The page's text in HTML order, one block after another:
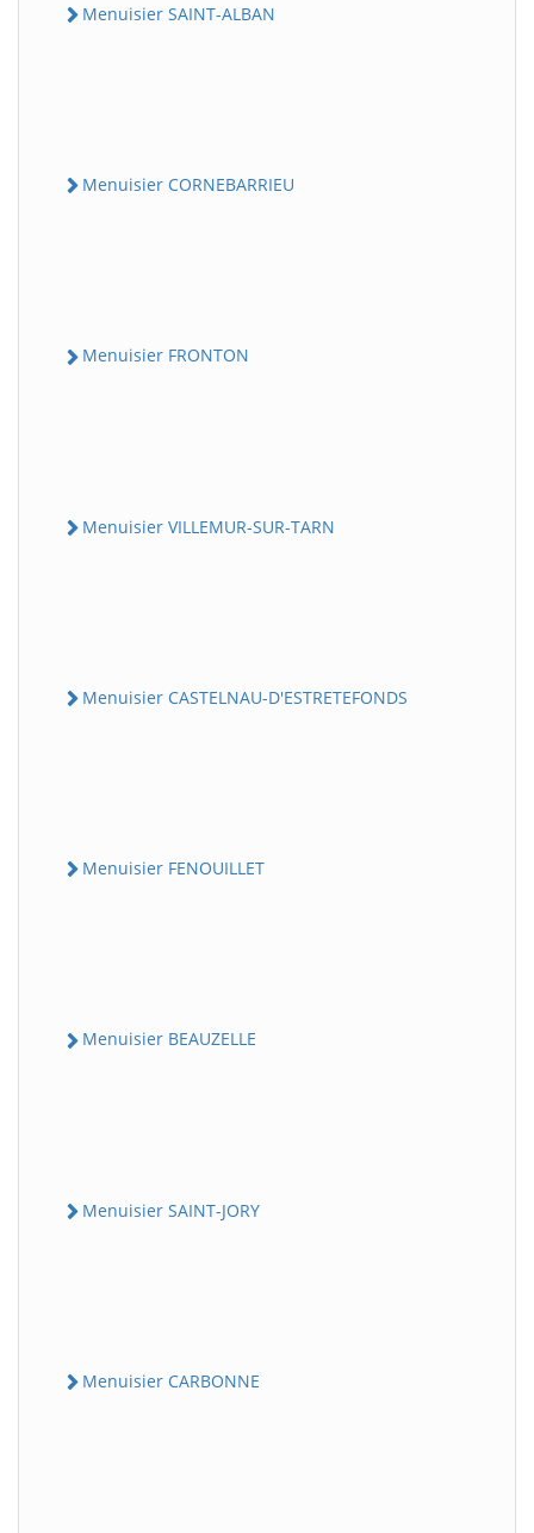
Menuisier SAINT-ALBAN
Menuisier CORNEBARRIEU
Menuisier FRONTON
Menuisier VILLEMUR-SUR-TARN
Menuisier CASTELNAU-D'ESTRETEFONDS
Menuisier FENOUILLET
Menuisier BEAUZELLE
Menuisier SAINT-JORY
Menuisier CARBONNE